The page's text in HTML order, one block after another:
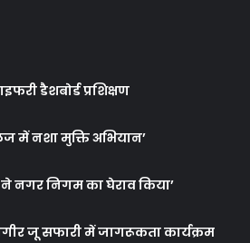
डैशबोर्ड प्रशिक्षण
में नशा मुक्ति अभियान’
नगर निगम का घेराव किया’
जू सफारी में जागरूकता कार्यक्रम